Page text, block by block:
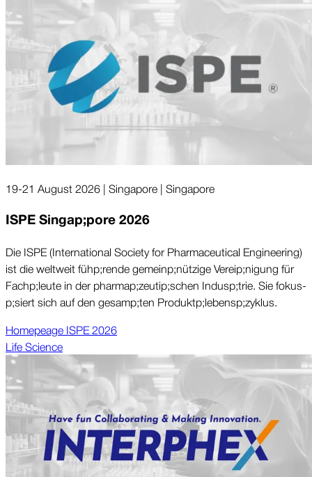
19-21 August 2026 | Singapore | Singapore
ISPE Singa­p;pore 2026
Die ISPE (International Society for Pharmaceutical Engineering)
ist die weltweit füh­p;rende gemein­p;nützige Verei­p;nigung für
Fach­p;leute in der pharma­p;zeuti­p;schen Indus­p;trie. Sie fokus­
p;siert sich auf den gesam­p;ten Produkt­p;lebens­p;zyklus.
Homepeage ISPE 2026
Life Science